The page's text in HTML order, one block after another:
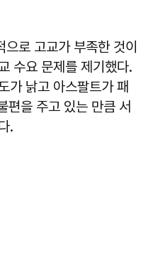
로 고교가 부족한 것이
수요 문제를 제기했다.
가 낡고 아스팔트가 패
편을 주고 있는 만큼 서
.